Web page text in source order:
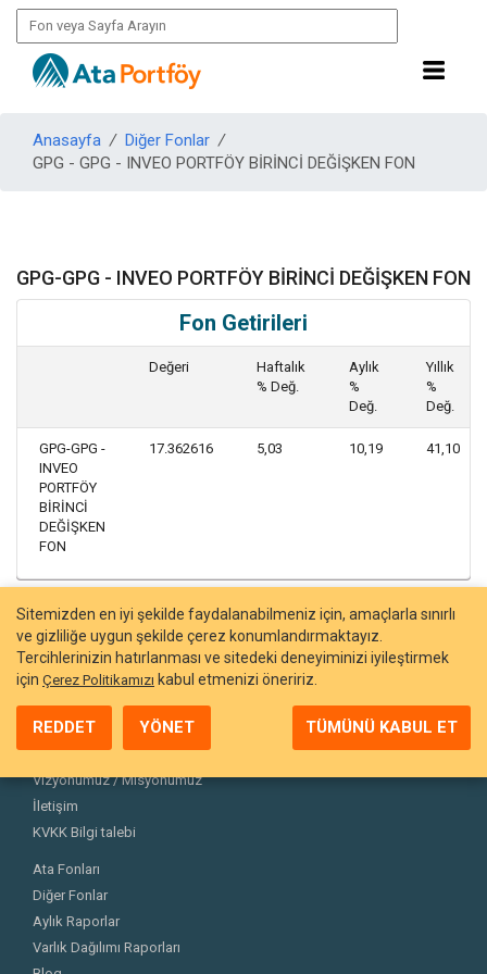
Anasayfa / Diğer Fonlar /
GPG - GPG - INVEO PORTFÖY BİRİNCİ DEĞİŞKEN FON
GPG-GPG - INVEO PORTFÖY BİRİNCİ DEĞİŞKEN FON
Fon Getirileri
Değeri
Haftalık
% Değ.
Aylık
%
Değ.
Yıllık
%
Değ.
GPG-GPG -
INVEO
PORTFÖY
BİRİNCİ
DEĞİŞKEN
FON
17.362616 5,03 10,19 41,10
Hakkımızda
Ekibimiz
Vizyonumuz / Misyonumuz
İletişim
KVKK Bilgi talebi
Ata Fonları
Diğer Fonlar
Aylık Raporlar
Varlık Dağılımı Raporları
Sitemizden en iyi şekilde faydalanabilmeniz için, amaçlarla sınırlı
ve gizliliğe uygun şekilde çerez konumlandırmaktayız.
Tercihlerinizin hatırlanması ve sitedeki deneyiminizi iyileştirmek
için Çerez Politikamızı kabul etmenizi öneririz.
REDDET YÖNET TÜMÜNÜ KABUL ET